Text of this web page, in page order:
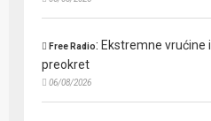
Free Radio: Ekstremne vrućine
preokret
06/08/2026